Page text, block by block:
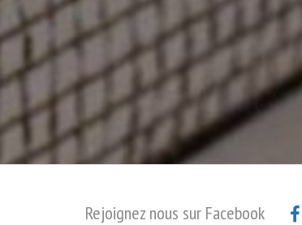
Rejoignez nous sur Facebook